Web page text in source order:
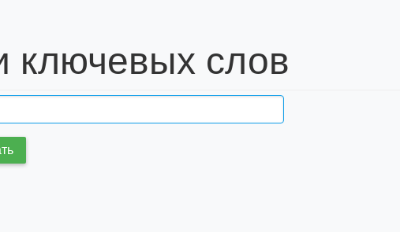
ключевых слов